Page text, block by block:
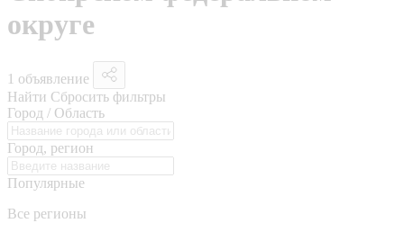
округе
1 объявление
Найти Сбросить фильтры
Город / Область
Город, регион
Популярные
Все регионы